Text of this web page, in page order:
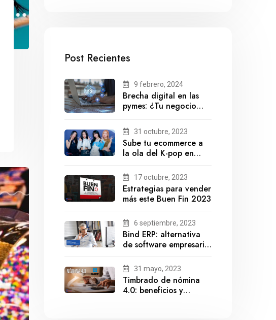
Post Recientes
9 febrero, 2024
Brecha digital en las
pymes: ¿Tu negocio
futuro?31 octubre, 2023
Sube tu ecommerce a
la ola del K-pop en
17 octubre, 2023
Estrategias para vender
más este Buen Fin 2023
6 septiembre, 2023
Bind ERP: alternativa
de software empresarial
Gestionix
31 mayo, 2023
Timbrado de nómina
4.0: beneficios y